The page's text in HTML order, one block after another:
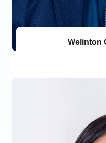
Welinton